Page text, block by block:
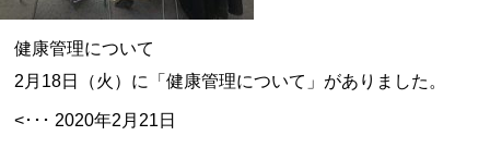
健康管理について
2月18日（火）に「健康管理について」がありました。
<･･･ 2020年2月21日